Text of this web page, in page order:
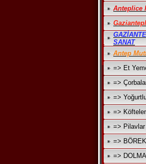
Anteplice
SANAT
Antep
=> Et
=>
=>
=> Köfteler
=>
=>
=>